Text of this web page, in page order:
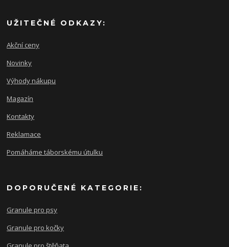
UŽITEČNÉ ODKAZY:
Akční ceny
Novinky
Výhody nákupu
Magazín
Kontakty
Reklamace
Pomáháme táborskému útulku
DOPORUČENÉ KATEGORIE:
Granule pro psy
Granule pro kočky